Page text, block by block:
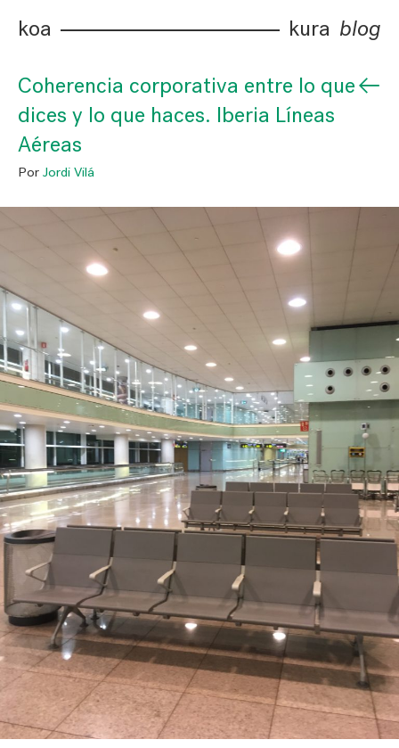
koa kura blog
Coherencia corporativa entre lo que
dices y lo que haces. Iberia Líneas
Aéreas
←
Por Jordi Vilá